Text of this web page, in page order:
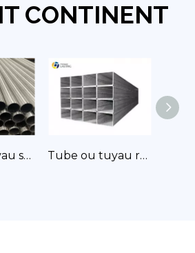
CONTINENT
Tube ou tuyau rectangulaire en titane Tube de vélo en titane